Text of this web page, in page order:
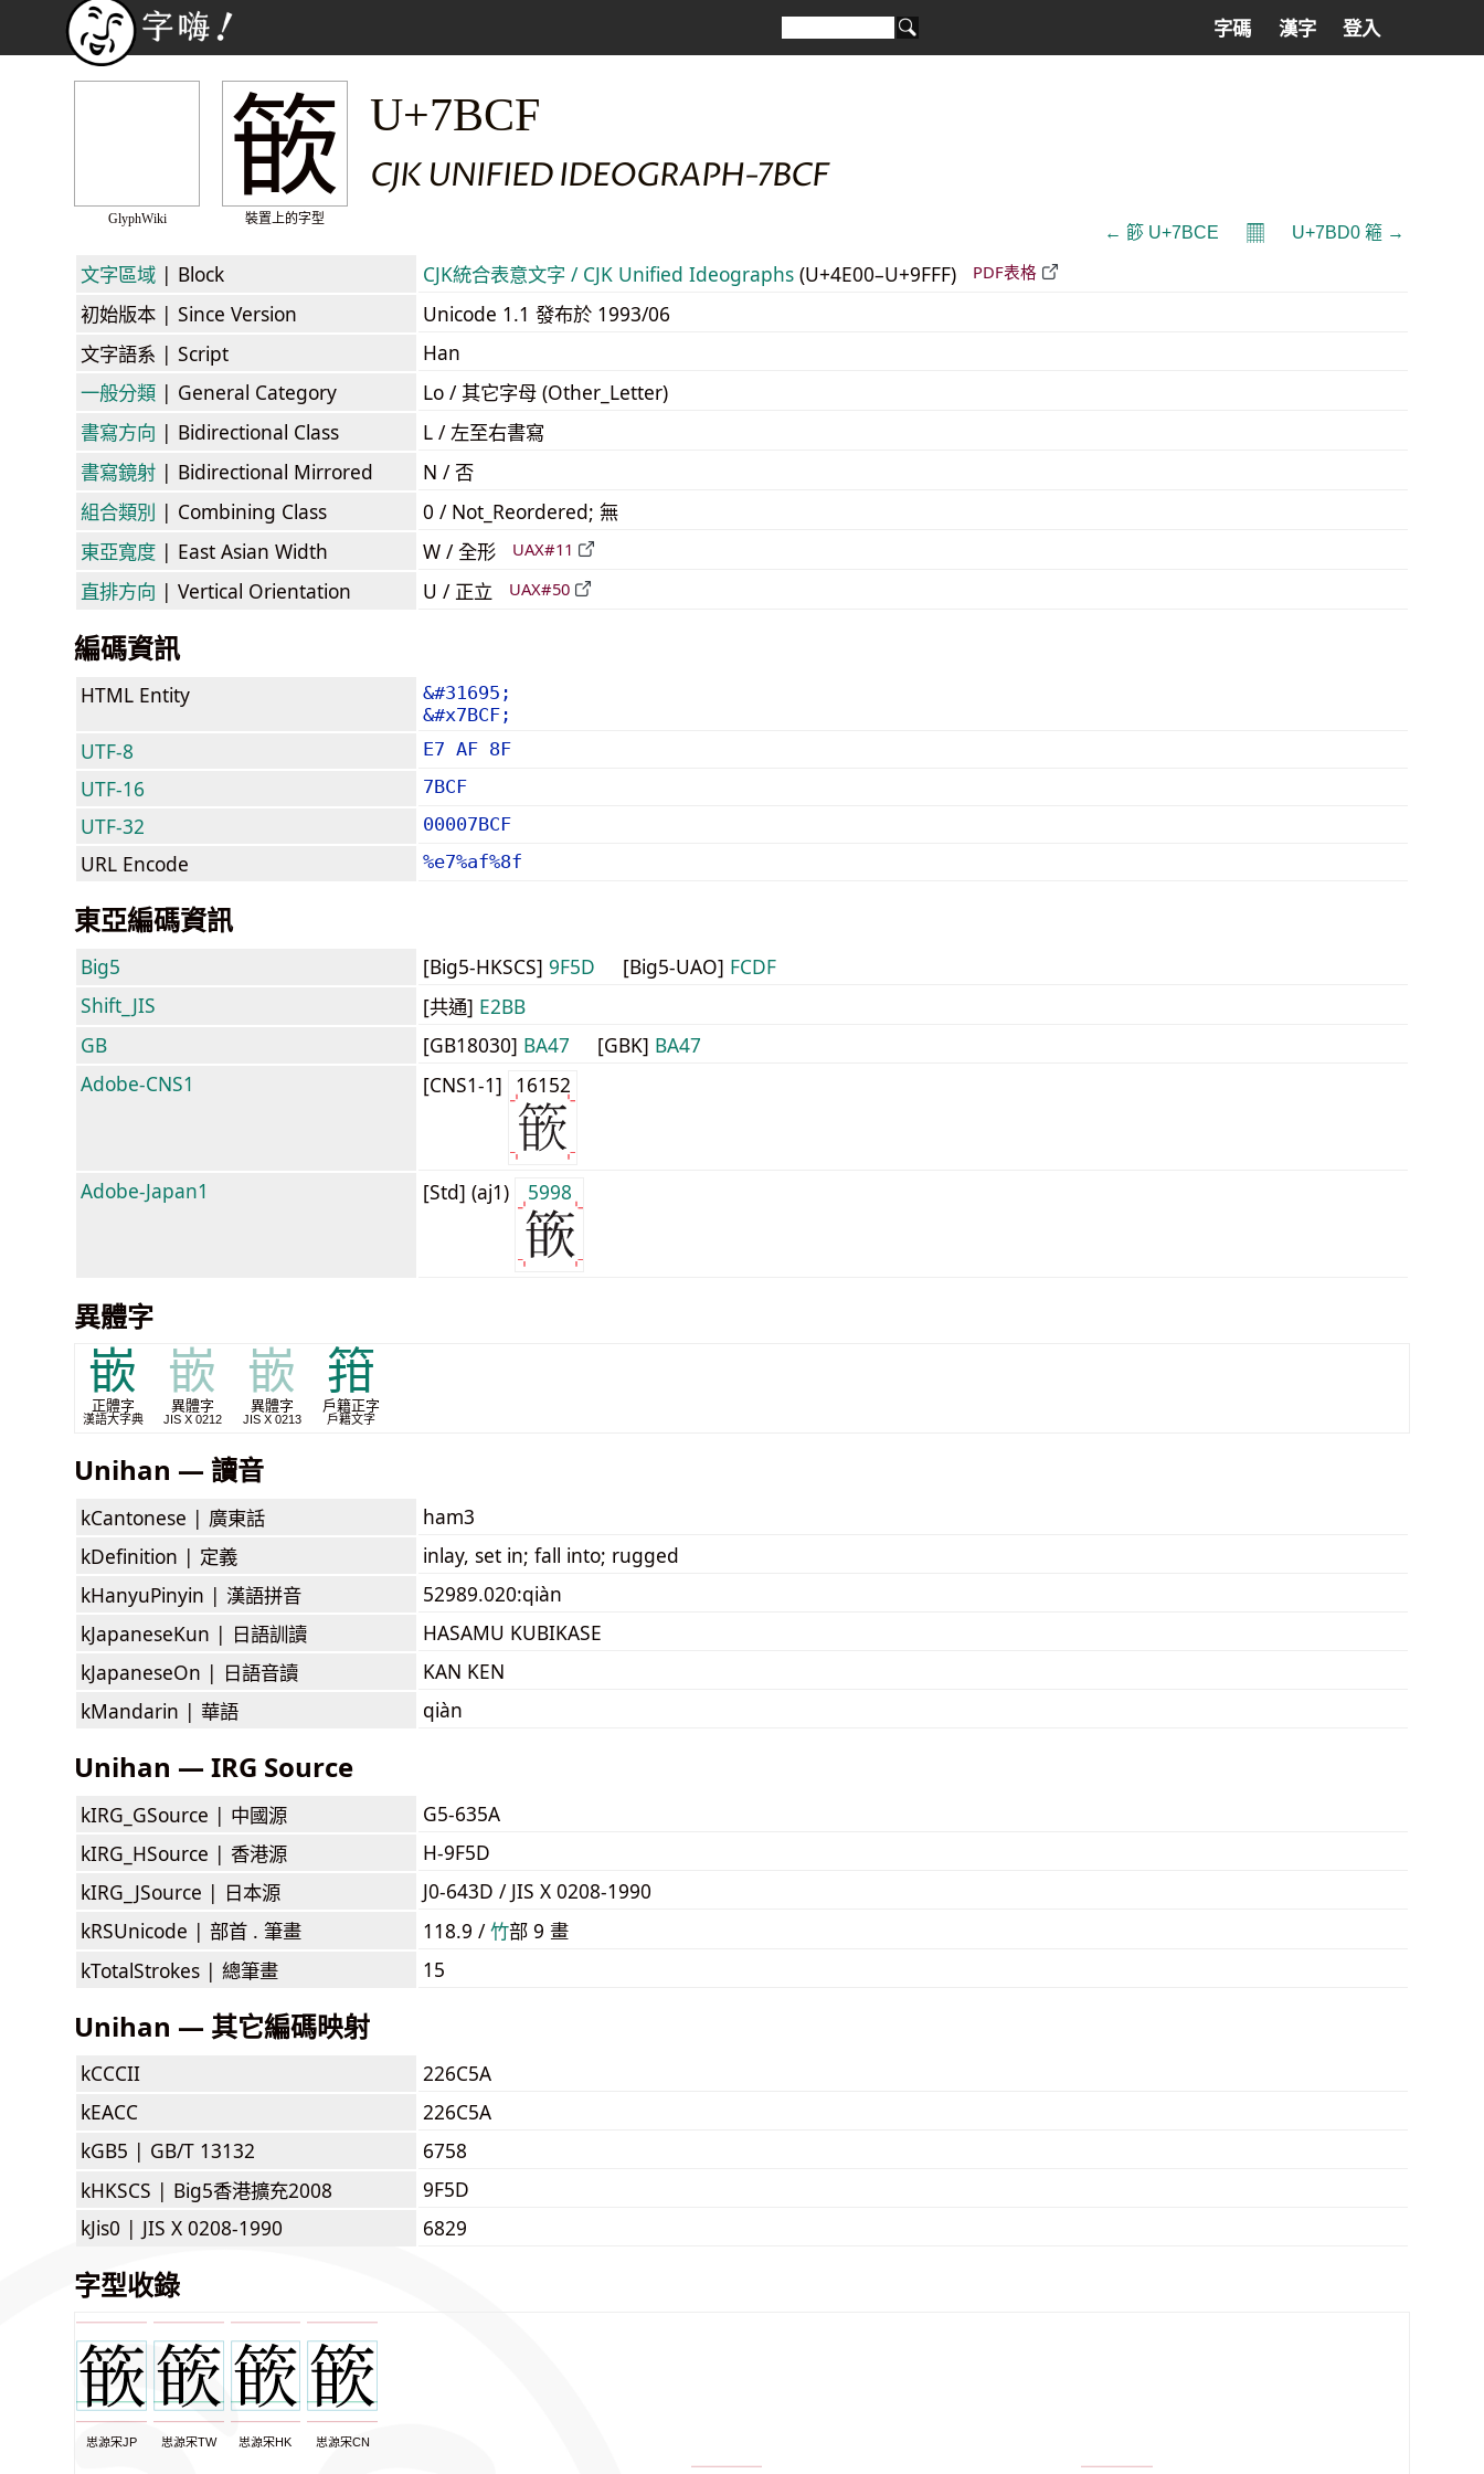
字碼 漢字 登入
GlyphWiki
篏
裝置上的字型
U+7BCF
CJK UNIFIED IDEOGRAPH-7BCF
← 篎 U+7BCE 𝄜 U+7BD0 篐 →
文字區域 | Block CJK統合表意文字 / CJK Unified Ideographs (U+4E00–U+9FFF) PDF表格
初始版本 | Since Version
Unicode 1.1 發布於 1993/06
文字語系 | Script
Han
一般分類 | General Category
Lo / 其它字母 (Other_Letter)
書寫方向 | Bidirectional Class
L / 左至右書寫
書寫鏡射 | Bidirectional Mirrored
N / 否
組合類別 | Combining Class
0 / Not_Reordered; 無
東亞寬度 | East Asian Width W / 全形 UAX#11
直排方向 | Vertical Orientation U / 正立 UAX#50
編碼資訊
HTML Entity
&#31695;
&#x7BCF;
UTF-8 E7 AF 8F
UTF-16 7BCF
UTF-32 00007BCF
URL Encode %e7%af%8f
東亞編碼資訊
Big5 [Big5-HKSCS] 9F5D [Big5-UAO] FCDF
Shift_JIS
[共通] E2BB
GB
[GB18030] BA47 [GBK] BA47
Adobe-CNS1
[CNS1-1] 16152
Adobe-Japan1 [Std] (aj1) 5998
異體字
嵌
正體字
漢語大字典
嵌
異體字
JIS X 0212
嵌
異體字
JIS X 0213
箝
戶籍正字
戶籍文字
Unihan — 讀音
kCantonese | 廣東話
ham3
kDefinition | 定義
inlay, set in; fall into; rugged
kHanyuPinyin | 漢語拼音
52989.020:qiàn
kJapaneseKun | 日語訓讀
HASAMU KUBIKASE
kJapaneseOn | 日語音讀
KAN KEN
kMandarin | 華語 qiàn
Unihan — IRG Source
kIRG_GSource | 中國源
G5-635A
kIRG_HSource | 香港源
H-9F5D
kIRG_JSource | 日本源
J0-643D / JIS X 0208-1990
kRSUnicode | 部首 . 筆畫 118.9 /⽵部 9 畫
kTotalStrokes | 總筆畫 15
Unihan — 其它編碼映射
kCCCII
226C5A
kEACC
226C5A
kGB5 | GB/T 13132
6758
kHKSCS | Big5香港擴充2008
9F5D
kJis0 | JIS X 0208-1990 6829
字型收錄
思源宋JP 思源宋TW 思源宋HK 思源宋CN